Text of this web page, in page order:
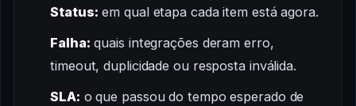
Status: em qual etapa cada item está agora.
Falha: quais integrações deram erro,
timeout, duplicidade ou resposta inválida.
SLA: o que passou do tempo esperado de